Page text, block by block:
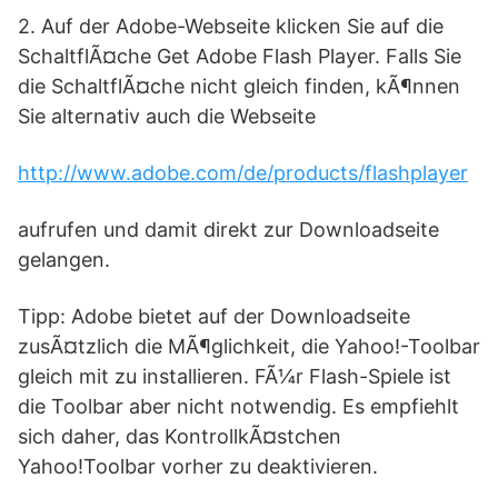
2. Auf der Adobe-Webseite klicken Sie auf die
SchaltflÃ¤che Get Adobe Flash Player. Falls Sie
die SchaltflÃ¤che nicht gleich finden, kÃ¶nnen
Sie alternativ auch die Webseite
http://www.adobe.com/de/products/flashplayer
aufrufen und damit direkt zur Downloadseite
gelangen.
Tipp: Adobe bietet auf der Downloadseite
zusÃ¤tzlich die MÃ¶glichkeit, die Yahoo!-Toolbar
gleich mit zu installieren. FÃ¼r Flash-Spiele ist
die Toolbar aber nicht notwendig. Es empfiehlt
sich daher, das KontrollkÃ¤stchen
Yahoo!Toolbar vorher zu deaktivieren.